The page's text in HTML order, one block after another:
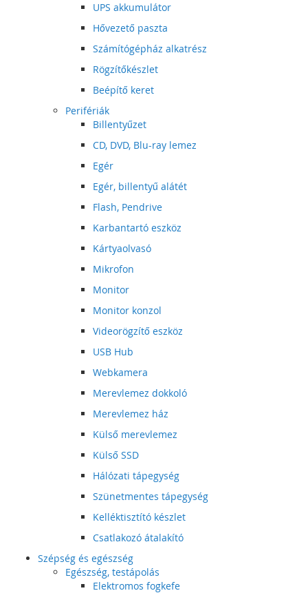
UPS akkumulátor
Hővezető paszta
Számítógépház alkatrész
Rögzítőkészlet
Beépítő keret
Perifériák
Billentyűzet
CD, DVD, Blu-ray lemez
Egér
Egér, billentyű alátét
Flash, Pendrive
Karbantartó eszköz
Kártyaolvasó
Mikrofon
Monitor
Monitor konzol
Videorögzítő eszköz
USB Hub
Webkamera
Merevlemez dokkoló
Merevlemez ház
Külső merevlemez
Külső SSD
Hálózati tápegység
Szünetmentes tápegység
Kelléktisztító készlet
Csatlakozó átalakító
Szépség és egészség
Egészség, testápolás
Elektromos fogkefe